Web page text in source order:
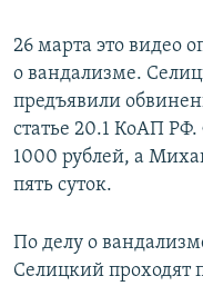
26 марта это видео
о вандализме.
предъявили
статье 20.1 КоАП
1000 рублей, а
пять суток.
По делу о
Селицкий проходят